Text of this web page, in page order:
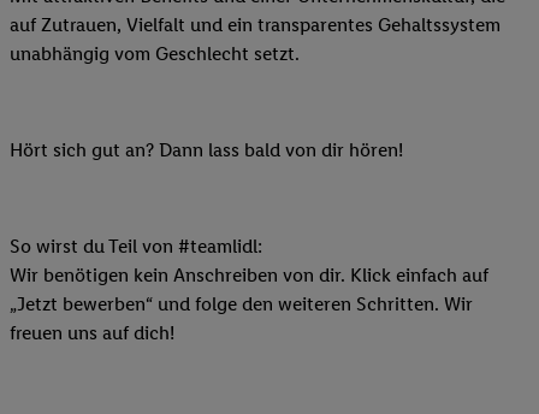
auf Zutrauen, Vielfalt und ein transparentes Gehaltssystem
unabhängig vom Geschlecht setzt.
Hört sich gut an? Dann lass bald von dir hören!
So wirst du Teil von #teamlidl:
Wir benötigen kein Anschreiben von dir. Klick einfach auf
„Jetzt bewerben“ und folge den weiteren Schritten. Wir
freuen uns auf dich!